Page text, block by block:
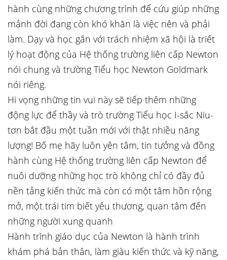
hành cùng những chương trình để cứu giúp những
mảnh đời đang còn khó khăn là việc nên và phải
làm. Dạy và học gắn với trách nhiệm xã hội là triết
lý hoạt động của Hệ thống trường liên cấp Newton
nói chung và trường Tiểu học Newton Goldmark
nói riêng.
Hi vọng những tin vui này sẽ tiếp thêm những
động lực để thầy và trò trường Tiểu học I-sắc Niu-
tơn bắt đầu một tuần mới với thật nhiều năng
lượng! Bố mẹ hãy luôn yên tâm, tin tưởng và đồng
hành cùng Hệ thống trường liên cấp Newton để
nuôi dưỡng những học trò không chỉ có đầy đủ
nền tảng kiến thức mà còn có một tâm hồn rộng
mở, một trái tim biết yêu thương, quan tâm đến
những người xung quanh
Hành trình giáo dục của Newton là hành trình
khám phá bản thân, làm giàu kiến thức và kỹ năng,